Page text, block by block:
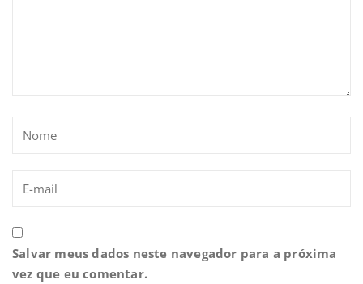
Salvar meus dados neste navegador para a próxima
vez que eu comentar.